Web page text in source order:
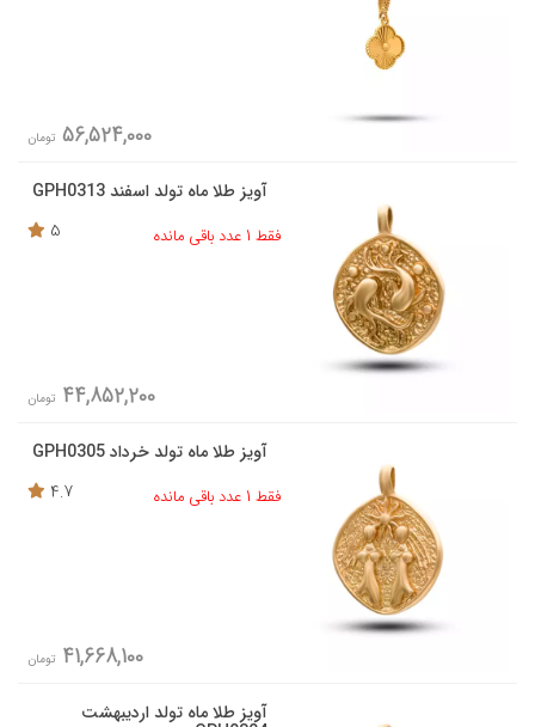
56,524,000 تومان
آویز طلا ماه تولد اسفند GPH0313
فقط 1 عدد باقی مانده
5
44,852,200 تومان
آویز طلا ماه تولد خرداد GPH0305
فقط 1 عدد باقی مانده
4.7
41,668,100 تومان
آویز طلا ماه تولد اردیبهشت